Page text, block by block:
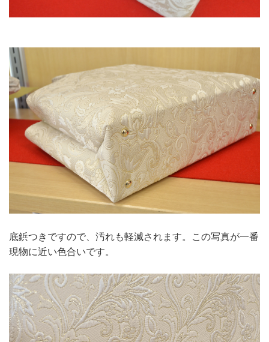
底鋲つきですので、汚れも軽減されます。この写真が一番
現物に近い色合いです。